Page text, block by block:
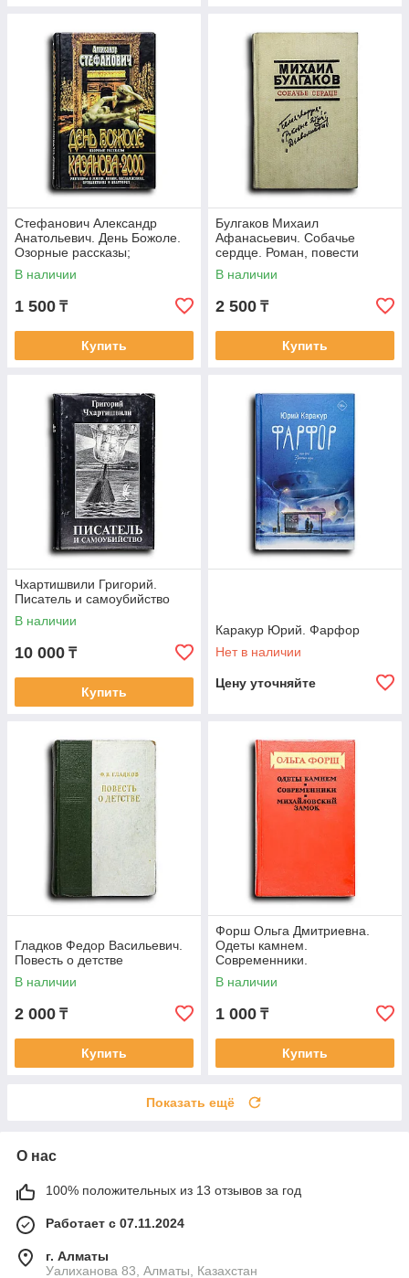
Стефанович Александр
Анатольевич. День Божоле.
Озорные рассказы;
Казанова-2000: Разговоры о
жизни, любви,
В наличии
1 500 ₸
Купить
Булгаков Михаил
Афанасьевич. Собачье
сердце. Роман, повести
В наличии
2 500 ₸
Купить
Чхартишвили Григорий.
Писатель и самоубийство
В наличии
10 000 ₸
Купить
Каракур Юрий. Фарфор
Нет в наличии
Цену уточняйте
Гладков Федор Васильевич.
Повесть о детстве
В наличии
2 000 ₸
Купить
Форш Ольга Дмитриевна.
Одеты камнем.
Современники.
Михайловский замок
В наличии
1 000 ₸
Купить
Показать ещё
О нас
100% положительных из 13 отзывов за год
Работает с 07.11.2024
г. Алматы
Уалиханова 83, Алматы, Казахстан